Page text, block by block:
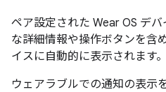
ペア設定された Wear OS デ
な詳細情報や操作ボタンを含
イスに自動的に表示されます。
ウェアラブルでの通知の表示